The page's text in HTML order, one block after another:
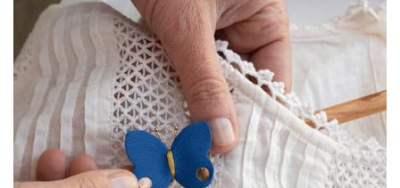
Les
Options
Peuvent
Être
Choisies
Sur